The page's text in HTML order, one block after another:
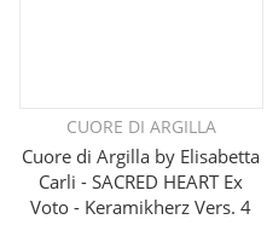
CUORE DI ARGILLA
Cuore di Argilla by Elisabetta
Carli - SACRED HEART Ex
Voto - Keramikherz Vers. 4